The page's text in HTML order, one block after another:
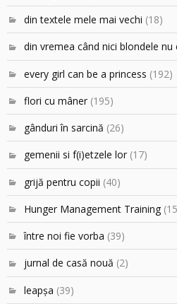
din textele mele mai vechi (18)
din vremea când nici blondele nu
every girl can be a princess (192)
flori cu mâner (195)
gânduri în sarcină (26)
gemenii si f(i)etzele lor (17)
grijă pentru copii (40)
Hunger Management Training
între noi fie vorba (39)
jurnal de casă nouă (2)
leapşa (39)